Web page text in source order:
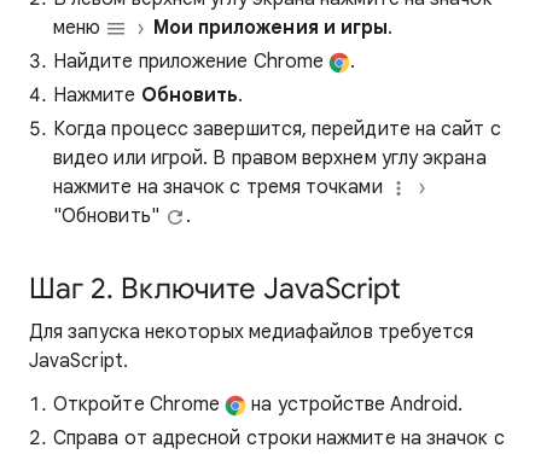
меню
Мои приложения и игры.
Найдите приложение Chrome
.
Нажмите Обновить.
Когда процесс завершится, перейдите на сайт с
видео или игрой. В правом верхнем углу экрана
нажмите на значок с тремя точками
"Обновить"
.
Шаг 2. Включите JavaScript
Для запуска некоторых медиафайлов требуется
JavaScript.
Откройте Chrome
на устройстве Android.
Справа от адресной строки нажмите на значок с